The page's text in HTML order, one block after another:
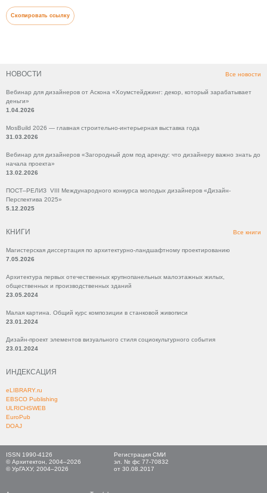
НОВОСТИ Все новости
Вебинар для дизайнеров от Аскона «Хоумстейджинг: декор, который зарабатывает
деньги»
1.04.2026
MosBuild 2026 — главная строительно-интерьерная выставка года
31.03.2026
Вебинар для дизайнеров «Загородный дом под аренду: что дизайнеру важно знать до
начала проекта»
13.02.2026
ПОСТ–РЕЛИЗ VIII Международного конкурса молодых дизайнеров «Дизайн-
Перспектива 2025»
5.12.2025
КНИГИ Все книги
Магистерская диссертация по архитектурно-ландшафтному проектированию
7.05.2026
Архитектура первых отечественных крупнопанельных малоэтажных жилых,
общественных и производственных зданий
23.05.2024
Малая картина. Общий курс композиции в станковой живописи
23.01.2024
Дизайн-проект элементов визуального стиля социокультурного события
23.01.2024
ИНДЕКСАЦИЯ
eLIBRARY.ru
EBSCO Publishing
ULRICHSWEB
EuroPub
DOAJ
Скопировать ссылку
ISSN 1990-4126
© Архитектон, 2004–2026
© УрГАХУ, 2004–2026
Регистрация СМИ
эл. № фс 77-70832
от 30.08.2017